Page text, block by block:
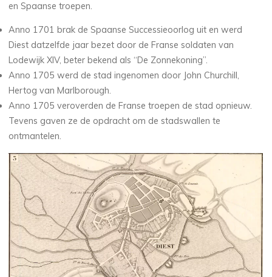
en Spaanse troepen.
Anno 1701 brak de Spaanse Successieoorlog uit en werd
Diest datzelfde jaar bezet door de Franse soldaten van
Lodewijk XIV, beter bekend als “De Zonnekoning”.
Anno 1705 werd de stad ingenomen door John Churchill,
Hertog van Marlborough.
Anno 1705 veroverden de Franse troepen de stad opnieuw.
Tevens gaven ze de opdracht om de stadswallen te
ontmantelen.